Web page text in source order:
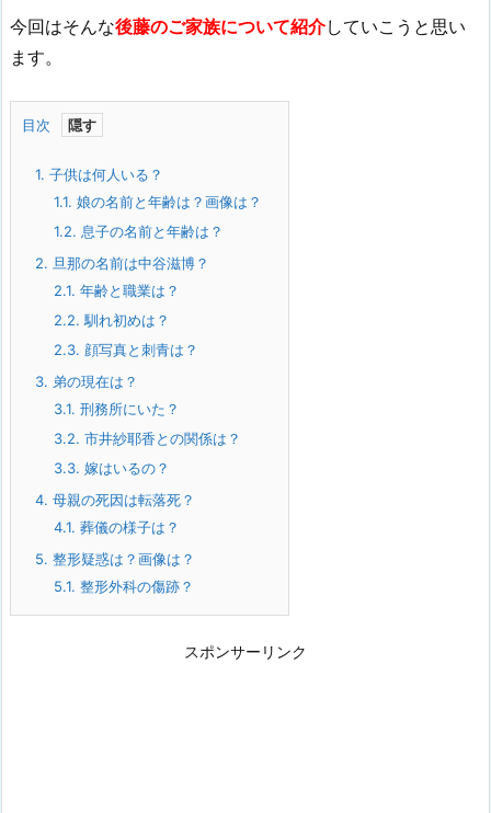
今回はそんな後藤のご家族について紹介していこうと思い
ます。
目次
1. 子供は何人いる？
1.1. 娘の名前と年齢は？画像は？
1.2. 息子の名前と年齢は？
2. 旦那の名前は中谷滋博？
2.1. 年齢と職業は？
2.2. 馴れ初めは？
2.3. 顔写真と刺青は？
3. 弟の現在は？
3.1. 刑務所にいた？
3.2. 市井紗耶香との関係は？
3.3. 嫁はいるの？
4. 母親の死因は転落死？
4.1. 葬儀の様子は？
5. 整形疑惑は？画像は？
5.1. 整形外科の傷跡？
スポンサーリンク